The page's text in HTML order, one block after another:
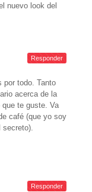
nuevo look del
por todo. Tanto
acerca de la
que te guste. Va
café (que yo soy
secreto).
Responder
Responder